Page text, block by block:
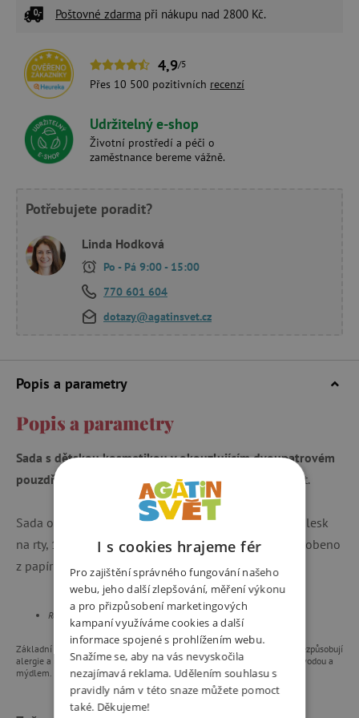
Poštovné zdarma při nákupu nad 2800 Kč.
4,9/5
Přes 10 500 pozitivních recenzí
Udržitelný e-shop
Životní prostředí a péči o
zaměstnance bereme vážně.
Potřebujete poradit?
Linda Hodková
Po - Pá 9:00 - 15:00
770 601 604
dotazy@agatinsvet.cz
Popis a parametry
Popis a parametry
Sada s dětskou kosmetikou v okouzlujícím dvoupatrovém
pouzdře ve tvaru motýla
pro malé parádnice od 6 let.
Sada obsahuje: paletu 7 očních stínů (třpytivých), 4 x lesk
na rty, 1 štěteček, aplikátor se dvěma houbičkami. Vyrobeno
z papíru a kartonu s certifikátem FSC.
Rozměry obalu: 24 x 23 x 24 cm.
Základní ingredience jsou dermatologicky testovány, zcela bezpečné, nezpůsobují
alergie a nedráždí pokožku. Oční stíny a lesk se snadno smývají teplou vodou a
mýdlem. Produkt je 100% veganský a není testován na zvířatech.
I s cookies hrajeme fér
Pro zajištění správného fungování našeho
webu, jeho další zlepšování, měření výkonu
a pro přizpůsobení marketingových
kampaní využíváme cookies a další
informace spojené s prohlížením webu.
Snažíme se, aby na vás nevyskočila
nezajímavá reklama. Udělením souhlasu s
pravidly nám v této snaze můžete pomoct
také. Děkujeme!